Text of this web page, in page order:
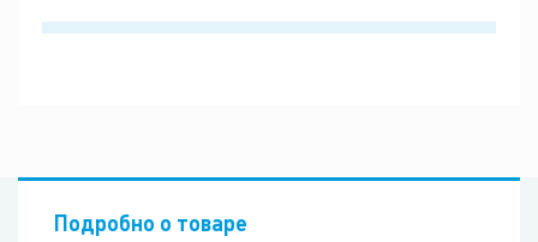
Подробно о товаре